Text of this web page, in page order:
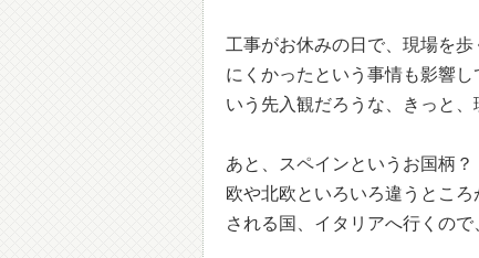
工事がお休みの日で、現場を
にくかったという事情も影響
いう先入観だろうな、きっと、
あと、スペインというお国柄
欧や北欧といろいろ違うとこ
される国、イタリアへ行くので